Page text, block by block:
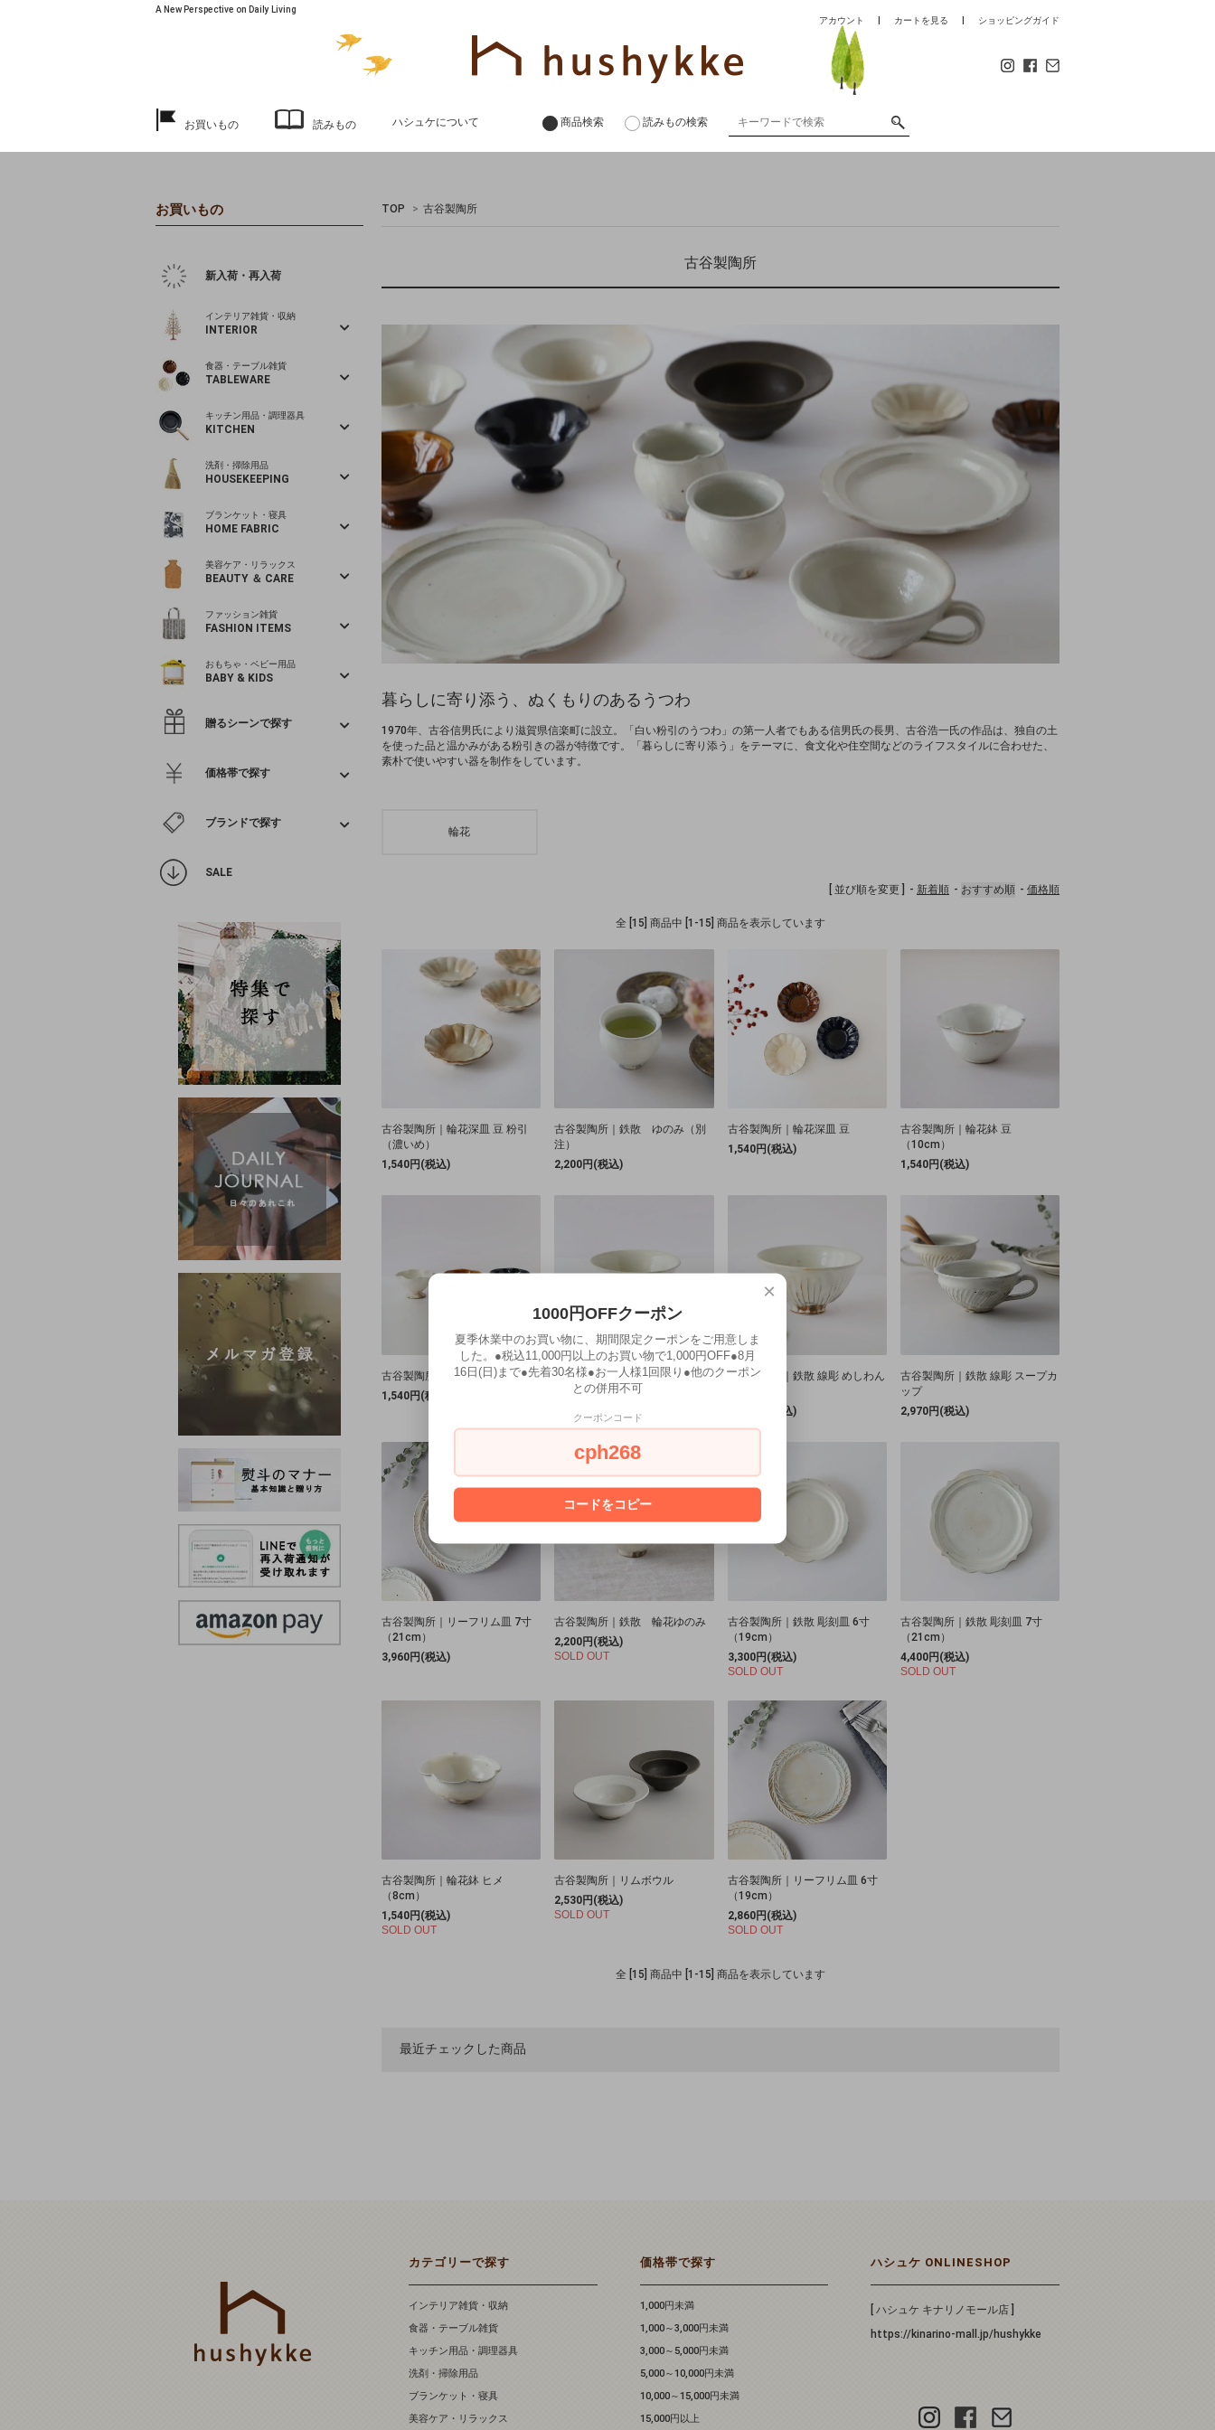
A New Perspective on Daily Living
アカウント
カートを見る ショッピングガイド
お買いもの 読みもの ハシュケについて 商品検索 読みもの検索
TOP > 古谷製陶所
古谷製陶所
暮らしに寄り添う、ぬくもりのあるうつわ
1970年、古谷信男氏により滋賀県信楽町に設立。「白い粉引のうつわ」の第一人者でもある信男氏の長男、古谷浩一氏の作品は、独自の土
を使った品と温かみがある粉引きの器が特徴です。「暮らしに寄り添う」をテーマに、食文化や住空間などのライフスタイルに合わせた、
素朴で使いやすい器を制作をしています。
輪花
[ 並び順を変更 ] 新着順 おすすめ順 価格順
全 [15] 商品中 [1-15] 商品を表示しています
古谷製陶所｜輪花深皿 豆 粉引
（濃いめ）
1,540円(税込)
古谷製陶所｜鉄散 ゆのみ（別
注）
2,200円(税込)
古谷製陶所｜輪花深皿 豆
1,540円(税込)
古谷製陶所｜輪花鉢 豆
（10cm）
1,540円(税込)
古谷製陶所｜輪花高台鉢
1,540円(税込)
古谷製陶所｜鉄散 線彫 めしわん
2,530円(税込)
古谷製陶所｜鉄散 線彫 めしわん
2,640円(税込)
古谷製陶所｜鉄散 線彫 スープカ
ップ
2,970円(税込)
古谷製陶所｜リーフリム皿 7寸
（21cm）
3,960円(税込)
古谷製陶所｜鉄散 輪花ゆのみ
2,200円(税込)
SOLD OUT
古谷製陶所｜鉄散 彫刻皿 6寸
（19cm）
3,300円(税込)
SOLD OUT
古谷製陶所｜鉄散 彫刻皿 7寸
（21cm）
4,400円(税込)
SOLD OUT
古谷製陶所｜輪花鉢 ヒメ
（8cm）
1,540円(税込)
SOLD OUT
古谷製陶所｜リムボウル
2,530円(税込)
SOLD OUT
古谷製陶所｜リーフリム皿 6寸
（19cm）
2,860円(税込)
SOLD OUT
全 [15] 商品中 [1-15] 商品を表示しています
最近チェックした商品
お買いもの
新入荷・再入荷
インテリア雑貨・収納
INTERIOR
食器・テーブル雑貨
TABLEWARE
キッチン用品・調理器具
KITCHEN
洗剤・掃除用品
HOUSEKEEPING
ブランケット・寝具
HOME FABRIC
美容ケア・リラックス
BEAUTY ＆ CARE
ファッション雑貨
FASHION ITEMS
おもちゃ・ベビー用品
BABY & KIDS
贈るシーンで探す
価格帯で探す
ブランドで探す
SALE
カテゴリーで探す
インテリア雑貨・収納
食器・テーブル雑貨
キッチン用品・調理器具
洗剤・掃除用品
ブランケット・寝具
美容ケア・リラックス
価格帯で探す
1,000円未満
1,000～3,000円未満
3,000～5,000円未満
5,000～10,000円未満
10,000～15,000円未満
15,000円以上
ハシュケ ONLINESHOP
[ ハシュケ キナリノモール店 ]
https://kinarino-mall.jp/hushykke
×
1000円OFFクーポン
夏季休業中のお買い物に、期間限定クーポンをご用意しま
した。●税込11,000円以上のお買い物で1,000円OFF●8月
16日(日)まで●先着30名様●お一人様1回限り●他のクーポン
との併用不可
クーポンコード
cph268
コードをコピー